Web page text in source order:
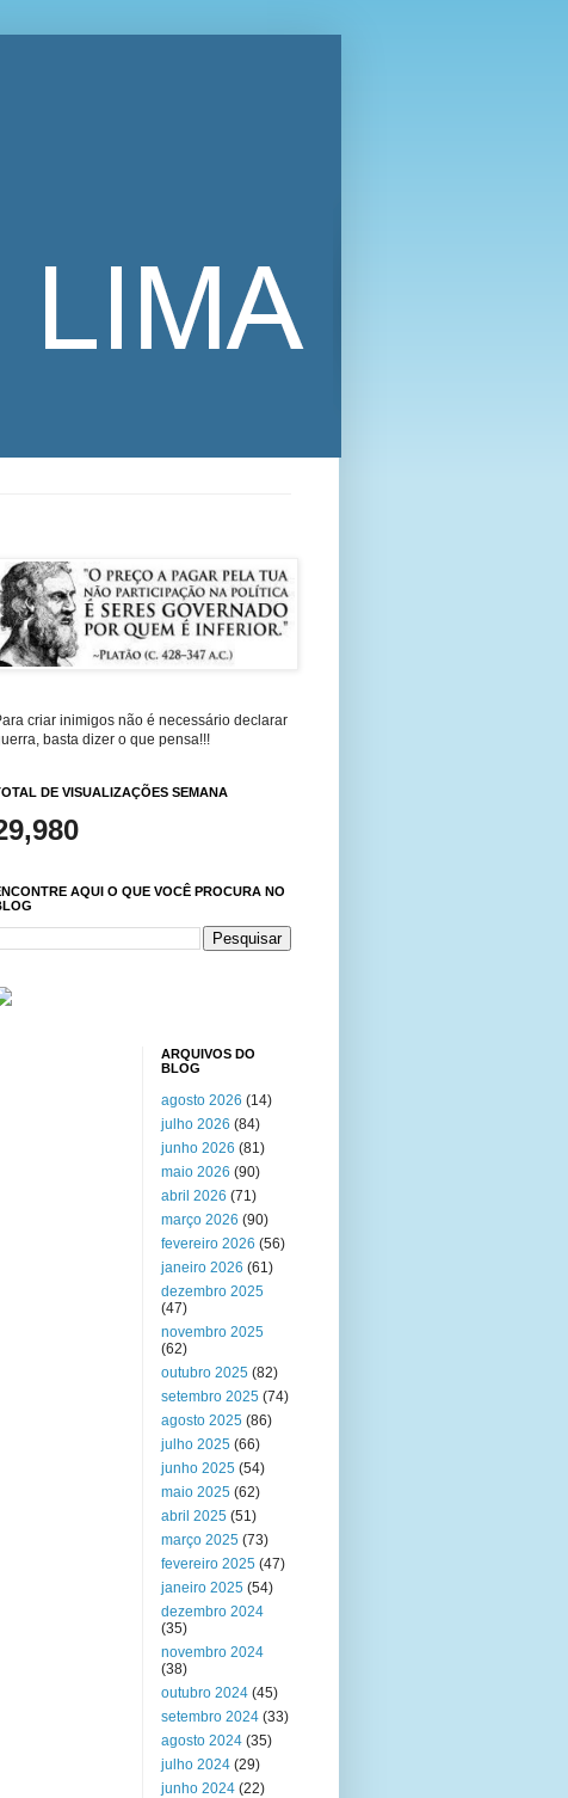
criar inimigos não é necessário declarar
basta dizer o que pensa!!!
DE VISUALIZAÇÕES SEMANA
AQUI O QUE VOCÊ PROCURA NO
ARQUIVOS DO
BLOG
agosto 2026 (14)
julho 2026 (84)
junho 2026 (81)
maio 2026 (90)
abril 2026 (71)
março 2026 (90)
fevereiro 2026 (56)
janeiro 2026 (61)
dezembro 2025
(47)
novembro 2025
(62)
outubro 2025 (82)
setembro 2025 (74)
agosto 2025 (86)
julho 2025 (66)
junho 2025 (54)
maio 2025 (62)
abril 2025 (51)
março 2025 (73)
fevereiro 2025 (47)
janeiro 2025 (54)
dezembro 2024
(35)
novembro 2024
(38)
outubro 2024 (45)
setembro 2024 (33)
agosto 2024 (35)
julho 2024 (29)
junho 2024 (22)